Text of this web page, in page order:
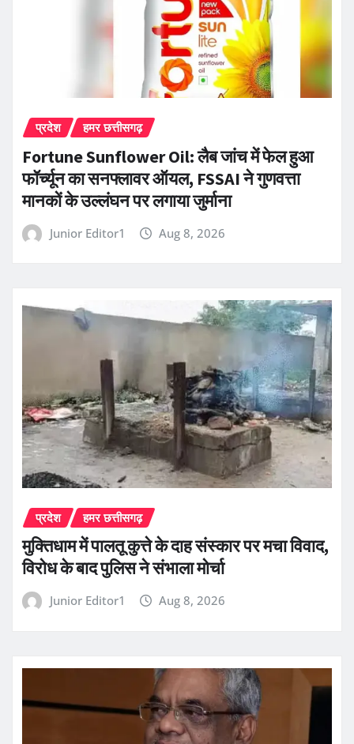
प्रदेश हमर छत्तीसगढ़
Fortune Sunflower Oil: लैब जांच में फेल हुआ
फॉर्च्यून का सनफ्लावर ऑयल, FSSAI ने गुणवत्ता
मानकों के उल्लंघन पर लगाया जुर्माना
Junior Editor1 Aug 8, 2026
प्रदेश हमर छत्तीसगढ़
मुक्तिधाम में पालतू कुत्ते के दाह संस्कार पर मचा विवाद,
विरोध के बाद पुलिस ने संभाला मोर्चा
Junior Editor1 Aug 8, 2026